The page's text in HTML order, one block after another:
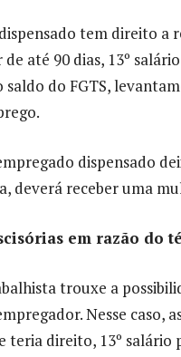
tem direito a
de até 90 dias, 13º
saldo do FGTS,
dispensado
deverá receber uma
em razão do
trouxe a
Nesse caso,
teria direito, 13º salário